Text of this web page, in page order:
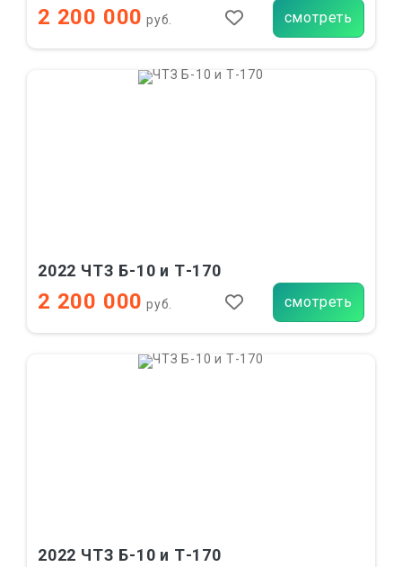
2 200 000 руб. смотреть
2022 ЧТЗ Б-10 и Т-170
2 200 000 руб. смотреть
2022 ЧТЗ Б-10 и Т-170